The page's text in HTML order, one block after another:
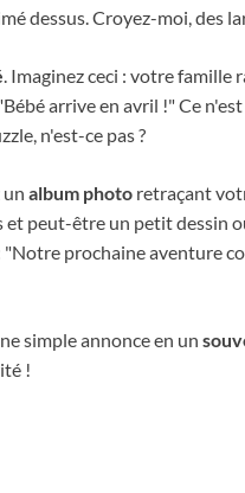
dessus. Croyez-moi, des
. Imaginez ceci : votre famille
arrive en avril !" Ce
n'est-ce pas ?
un album photo retraçant
et peut-être un petit dessin
prochaine aventure
simple annonce en un
!